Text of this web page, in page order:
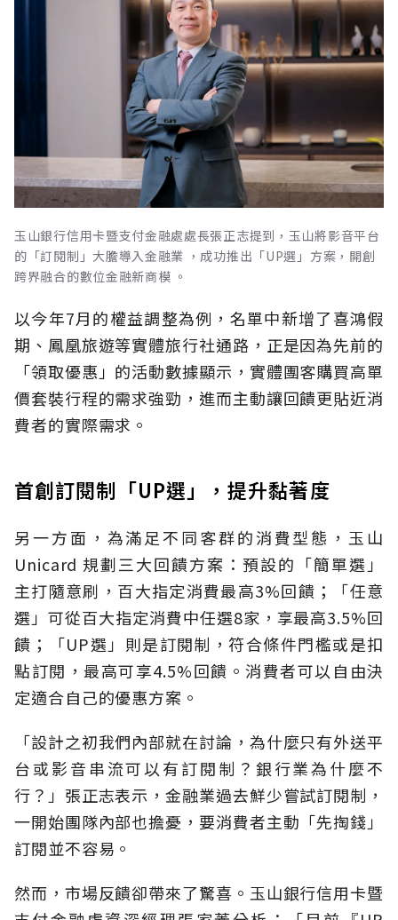
玉山銀行信用卡暨支付金融處處長張正志提到，玉山將影音平台
的「訂閱制」大膽導入金融業 ，成功推出「UP選」方案，開創
跨界融合的數位金融新商模 。
以今年7月的權益調整為例，名單中新增了喜鴻假
期、鳳凰旅遊等實體旅行社通路，正是因為先前的
「領取優惠」的活動數據顯示，實體團客購買高單
價套裝行程的需求強勁，進而主動讓回饋更貼近消
費者的實際需求。
首創訂閱制「UP選」，提升黏著度
另一方面，為滿足不同客群的消費型態，玉山
Unicard 規劃三大回饋方案：預設的「簡單選」
主打隨意刷，百大指定消費最高3%回饋；「任意
選」可從百大指定消費中任選8家，享最高3.5%回
饋；「UP選」則是訂閱制，符合條件門檻或是扣
點訂閱，最高可享4.5%回饋。消費者可以自由決
定適合自己的優惠方案。
「設計之初我們內部就在討論，為什麼只有外送平
台或影音串流可以有訂閱制？銀行業為什麼不
行？」張正志表示，金融業過去鮮少嘗試訂閱制，
一開始團隊內部也擔憂，要消費者主動「先掏錢」
訂閱並不容易。
然而，市場反饋卻帶來了驚喜。玉山銀行信用卡暨